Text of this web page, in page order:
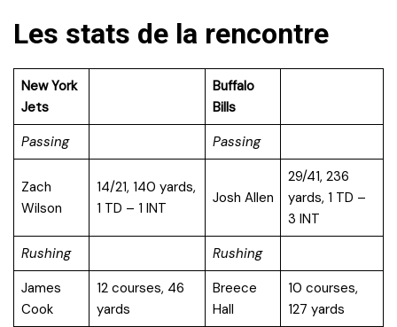
Les stats de la rencontre
New York
Jets
Buffalo
Bills
Passing
Passing
Zach
Wilson
14/21, 140 yards,
1 TD – 1 INT
Josh Allen
29/41, 236
yards, 1 TD –
3 INT
Rushing
Rushing
James
Cook
12 courses, 46
yards
Breece
Hall
10 courses,
127 yards